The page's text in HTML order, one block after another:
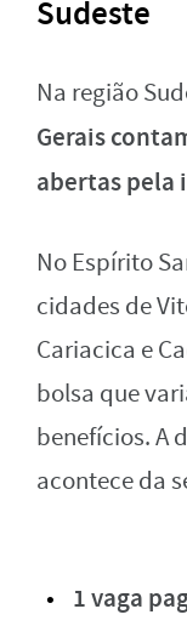
Sudeste
Na região
Gerais
abertas
No Espírito
cidades de
Cariacica e
bolsa que
benefícios. A
acontece da
1 vaga